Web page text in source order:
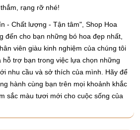
rạng rỡ nhé!
- Chất lượng - Tận tâm", Shop Hoa
đến cho bạn những bó hoa đẹp nhất,
viên giàu kinh nghiệm của chúng tôi
hỗ trợ bạn trong việc lựa chọn những
nhu cầu và sở thích của mình. Hãy để
hành cùng bạn trên mọi khoảnh khắc
sắc màu tươi mới cho cuộc sống của